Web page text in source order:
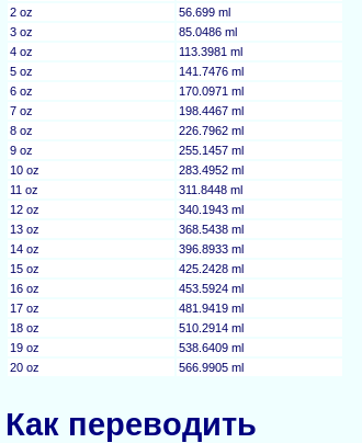
2 oz
56.699 ml
3 oz
85.0486 ml
4 oz
113.3981 ml
5 oz
141.7476 ml
6 oz
170.0971 ml
7 oz
198.4467 ml
8 oz
226.7962 ml
9 oz
255.1457 ml
10 oz
283.4952 ml
11 oz
311.8448 ml
12 oz
340.1943 ml
13 oz
368.5438 ml
14 oz
396.8933 ml
15 oz
425.2428 ml
16 oz
453.5924 ml
17 oz
481.9419 ml
18 oz
510.2914 ml
19 oz
538.6409 ml
20 oz
566.9905 ml
Как переводить